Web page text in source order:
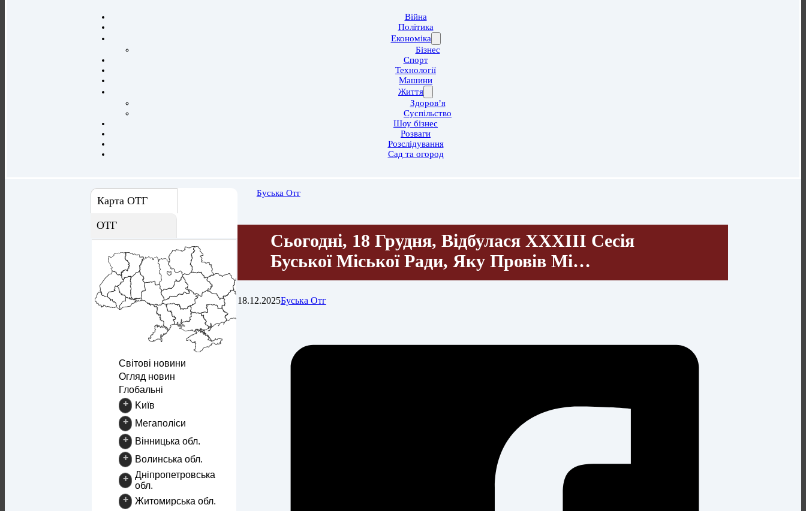
Війна
Політика
Економіка
Бізнес
Спорт
Технології
Машини
Життя
Здоров’я
Суспільство
Шоу бізнес
Розваги
Розслідування
Сад та огород
Карта ОТГ
ОТГ
Світові новини
Огляд новин
Глобальні
+
Kиїв
+
Mегаполіси
+
Вінницька обл.
+
Волинська обл.
+
Дніпропетровська
обл.
+
Житомирська обл.
Буська Отг
Сьогодні, 18 Грудня, Відбулася ХХХІІІ Сесія
Буської Міської Ради, Яку Провів Мі…
18.12.2025Буська Отг